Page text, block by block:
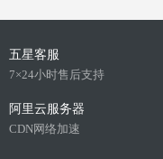
五星客服
7×24小时售后支持
阿里云服务器
CDN网络加速